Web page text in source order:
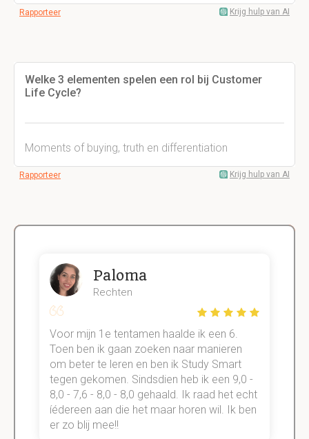
Rapporteer Krijg hulp van AI
Welke 3 elementen spelen een rol bij Customer
Life Cycle?
Moments of buying, truth en differentiation
Rapporteer Krijg hulp van AI
Paloma
Rechten
Voor mijn 1e tentamen haalde ik een 6.
Toen ben ik gaan zoeken naar manieren
om beter te leren en ben ik Study Smart
tegen gekomen. Sindsdien heb ik een 9,0 -
8,0 - 7,6 - 8,0 - 8,0 gehaald. Ik raad het echt
íédereen aan die het maar horen wil. Ik ben
er zo blij mee!!